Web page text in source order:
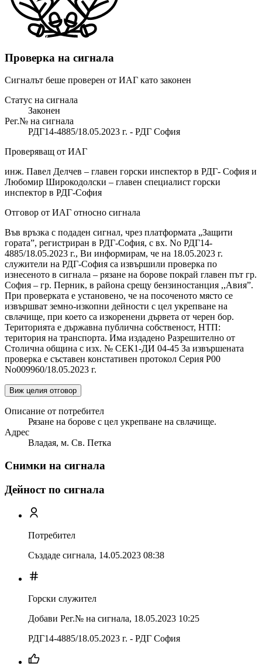
Проверка на сигнала
Сигналът беше проверен от ИАГ като законен
Статус на сигнала
Законен
Рег.№ на сигнала
РДГ14-4885/18.05.2023 г. - РДГ София
Проверяващ от ИАГ
инж. Павел Делчев – главен горски инспектор в РДГ- София и
Любомир Широкодолски – главен специалист горски
инспектор в РДГ-София
Отговор от ИАГ относно сигнала
Във връзка с подаден сигнал, чрез платформата „Защити
гората”, регистриран в РДГ-София, с вх. No РДГ14-
4885/18.05.2023 г., Ви информирам, че на 18.05.2023 г.
служители на РДГ-София са извършили проверка по
изнесеното в сигнала – рязане на борове покрай главен път гр.
София – гр. Перник, в района срещу бензиностанция ,,Авия”.
При проверката е установено, че на посоченото място се
извършват земно-изкопни дейности с цел укрепване на
свлачище, при което са изкоренени дървета от черен бор.
Територията е държавна публична собственост, НТП:
територия на транспорта. Има издадено Разрешително от
Столична община с изх. № СЕК1-ДИ 04-45 За извършената
проверка е съставен констативен протокол Серия Р00
No009960/18.05.2023 г.
Виж целия отговор
Описание от потребител
Рязане на борове с цел укрепване на свлачище.
Адрес
Владая, м. Св. Петка
Снимки на сигнала
Дейност по сигнала
Потребител
Създаде сигнала, 14.05.2023 08:38
Горски служител
Добави Рег.№ на сигнала, 18.05.2023 10:25
РДГ14-4885/18.05.2023 г. - РДГ София